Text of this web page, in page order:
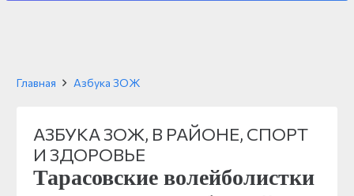
Главная Азбука ЗОЖ
АЗБУКА ЗОЖ, В РАЙОНЕ, СПОРТ
И ЗДОРОВЬЕ
Тарасовские волейболистки